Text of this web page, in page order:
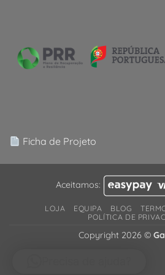
Ficha de Projeto
Aceitamos:
LOJA EQUIPA BLOG
POLÍTICA DE
Copyright 2026 ©